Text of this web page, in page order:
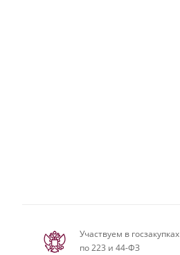
Участвуем в госзакупках
по 223 и 44-ФЗ